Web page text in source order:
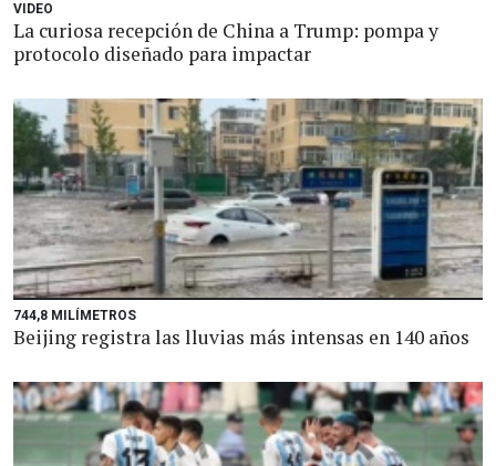
VIDEO
La curiosa recepción de China a Trump: pompa y
protocolo diseñado para impactar
744,8 MILÍMETROS
Beijing registra las lluvias más intensas en 140 años